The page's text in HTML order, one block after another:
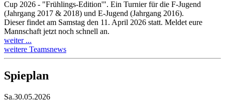
Cup 2026 - "Frühlings-Edition'". Ein Turnier für die F-Jugend
(Jahrgang 2017 & 2018) und E-Jugend (Jahrgang 2016).
Dieser findet am Samstag den 11. April 2026 statt. Meldet eure
Mannschaft jetzt noch schnell an.
weiter ...
weitere Teamsnews
Spieplan
Sa.30.05.2026